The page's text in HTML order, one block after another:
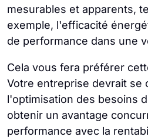
mesurables et apparents,
exemple, l'efficacité
de performance dans une
Cela vous fera préférer
Votre entreprise devrait se
l'optimisation des besoins
obtenir un avantage
performance avec la